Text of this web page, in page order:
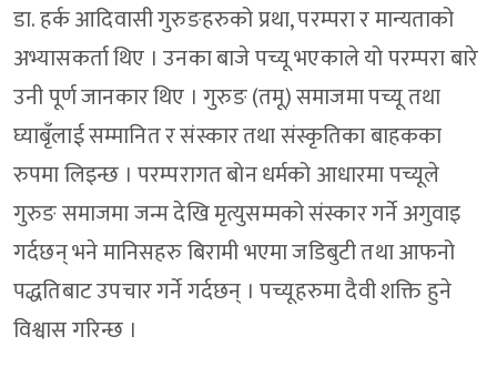
डा. हर्क आदिवासी गुरुङहरुको प्रथा, परम्परा र मान्यताको
अभ्यासकर्ता थिए । उनका बाजे पच्यू भएकाले यो परम्परा बारे
उनी पूर्ण जानकार थिए । गुरुङ (तमू) समाजमा पच्यू तथा
घ्याबृँलाई सम्मानित र संस्कार तथा संस्कृतिका बाहकका
रुपमा लिइन्छ । परम्परागत बोन धर्मको आधारमा पच्यूले
गुरुङ समाजमा जन्म देखि मृत्युसम्मको संस्कार गर्ने अगुवाइ
गर्दछन् भने मानिसहरु बिरामी भएमा जडिबुटी तथा आफनो
पद्धतिबाट उपचार गर्ने गर्दछन् । पच्यूहरुमा दैवी शक्ति हुने
विश्वास गरिन्छ ।